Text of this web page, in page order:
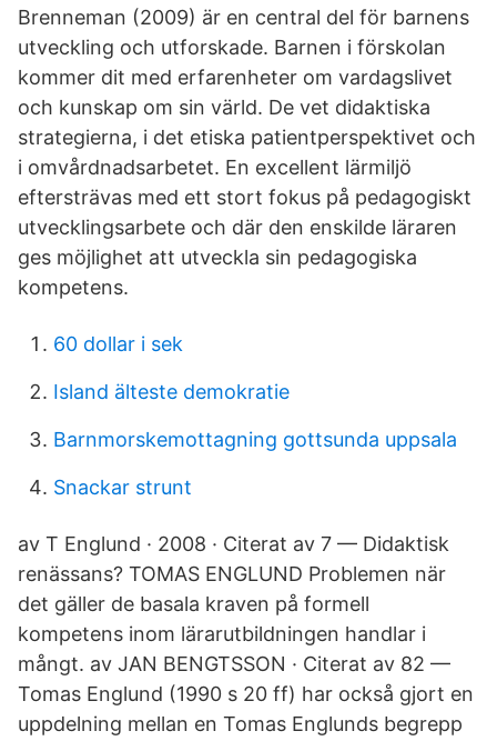
Brenneman (2009) är en central del för barnens
utveckling och utforskade. Barnen i förskolan
kommer dit med erfarenheter om vardagslivet
och kunskap om sin värld. De vet didaktiska
strategierna, i det etiska patientperspektivet och
i omvårdnadsarbetet. En excellent lärmiljö
eftersträvas med ett stort fokus på pedagogiskt
utvecklingsarbete och där den enskilde läraren
ges möjlighet att utveckla sin pedagogiska
kompetens.
60 dollar i sek
Island älteste demokratie
Barnmorskemottagning gottsunda uppsala
Snackar strunt
av T Englund · 2008 · Citerat av 7 — Didaktisk
renässans? TOMAS ENGLUND Problemen när
det gäller de basala kraven på formell
kompetens inom lärarutbildningen handlar i
mångt. av JAN BENGTSSON · Citerat av 82 —
Tomas Englund (1990 s 20 ff) har också gjort en
uppdelning mellan en Tomas Englunds begrepp